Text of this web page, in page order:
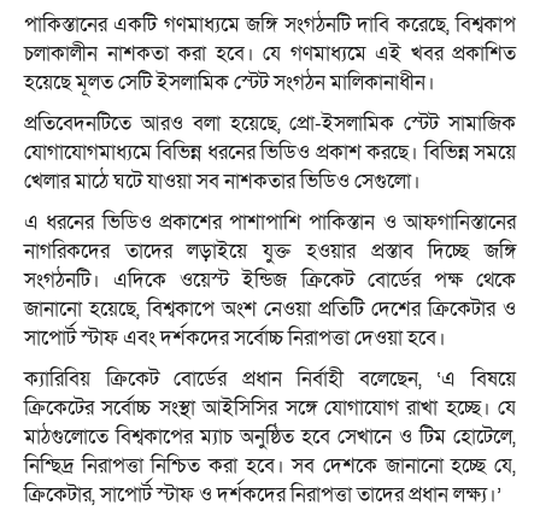
পাকিস্তানের একটি গণমাধ্যমে জঙ্গি সংগঠনটি দাবি করেছে, বিশ্বকাপ
চলাকালীন নাশকতা করা হবে। যে গণমাধ্যমে এই খবর প্রকাশিত
হয়েছে মূলত সেটি ইসলামিক স্টেট সংগঠন মালিকানাধীন।
প্রতিবেদনটিতে আরও বলা হয়েছে, প্রো-ইসলামিক স্টেট সামাজিক
যোগাযোগমাধ্যমে বিভিন্ন ধরনের ভিডিও প্রকাশ করছে। বিভিন্ন সময়ে
খেলার মাঠে ঘটে যাওয়া সব নাশকতার ভিডিও সেগুলো।
এ ধরনের ভিডিও প্রকাশের পাশাপাশি পাকিস্তান ও আফগানিস্তানের
নাগরিকদের তাদের লড়াইয়ে যুক্ত হওয়ার প্রস্তাব দিচ্ছে জঙ্গি
সংগঠনটি। এদিকে ওয়েস্ট ইন্ডিজ ক্রিকেট বোর্ডের পক্ষ থেকে
জানানো হয়েছে, বিশ্বকাপে অংশ নেওয়া প্রতিটি দেশের ক্রিকেটার ও
সাপোর্ট স্টাফ এবং দর্শকদের সর্বোচ্চ নিরাপত্তা দেওয়া হবে।
ক্যারিবিয় ক্রিকেট বোর্ডের প্রধান নির্বাহী বলেছেন, ‘এ বিষয়ে
ক্রিকেটের সর্বোচ্চ সংস্থা আইসিসির সঙ্গে যোগাযোগ রাখা হচ্ছে। যে
মাঠগুলোতে বিশ্বকাপের ম্যাচ অনুষ্ঠিত হবে সেখানে ও টিম হোটেলে,
নিশ্ছিদ্র নিরাপত্তা নিশ্চিত করা হবে। সব দেশকে জানানো হচ্ছে যে,
ক্রিকেটার, সাপোর্ট স্টাফ ও দর্শকদের নিরাপত্তা তাদের প্রধান লক্ষ্য।’